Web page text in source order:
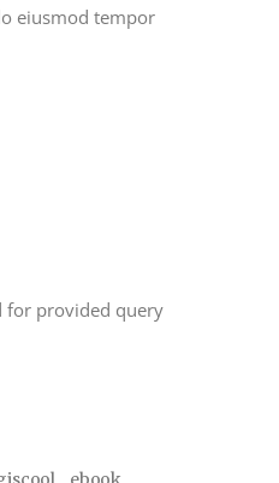
eiusmod tempor
for provided query